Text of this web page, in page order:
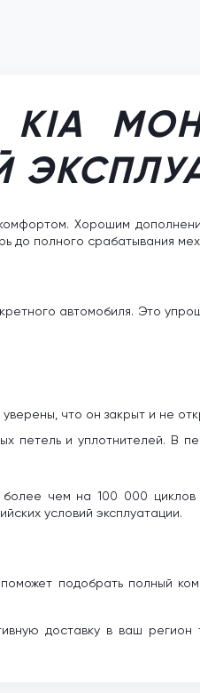
Хорошим
до полного срабатывания
автомобиля. Это
что он закрыт и не
петель и уплотнителей. В
чем на 100 000
условий эксплуатации.
подобрать полный
доставку в ваш